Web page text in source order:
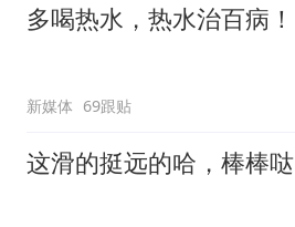
多喝热水，热水治百病！
新媒体 69跟贴
这滑的挺远的哈，棒棒哒